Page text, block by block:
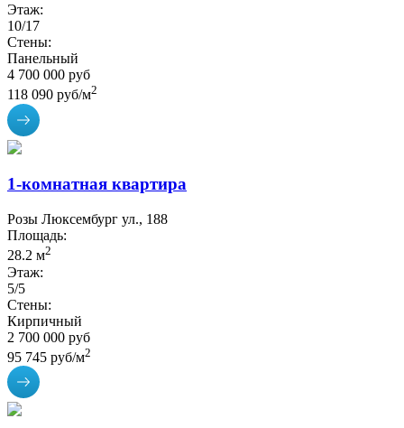
Этаж:
10/17
Стены:
Панельный
4 700 000 руб
118 090 руб/м2
1-комнатная квартира
Розы Люксембург ул., 188
Площадь:
28.2 м2
Этаж:
5/5
Стены:
Кирпичный
2 700 000 руб
95 745 руб/м2